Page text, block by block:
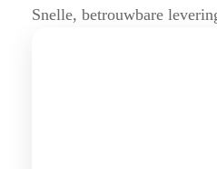
Snelle, betrouwbare